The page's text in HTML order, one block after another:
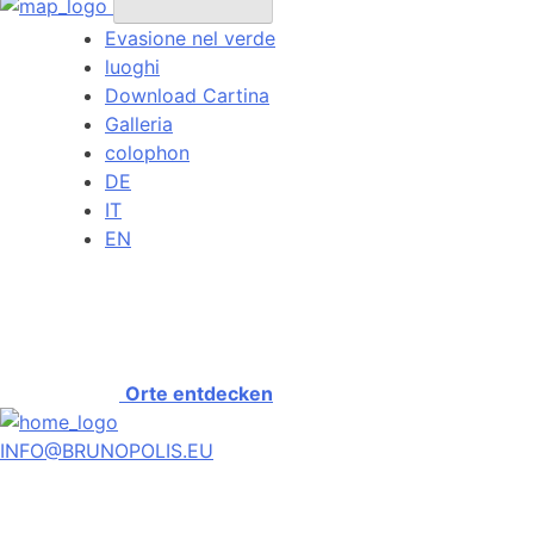
Evasione nel verde
luoghi
Download Cartina
Galleria
colophon
DE
IT
EN
Orte entdecken
INFO@BRUNOPOLIS.EU